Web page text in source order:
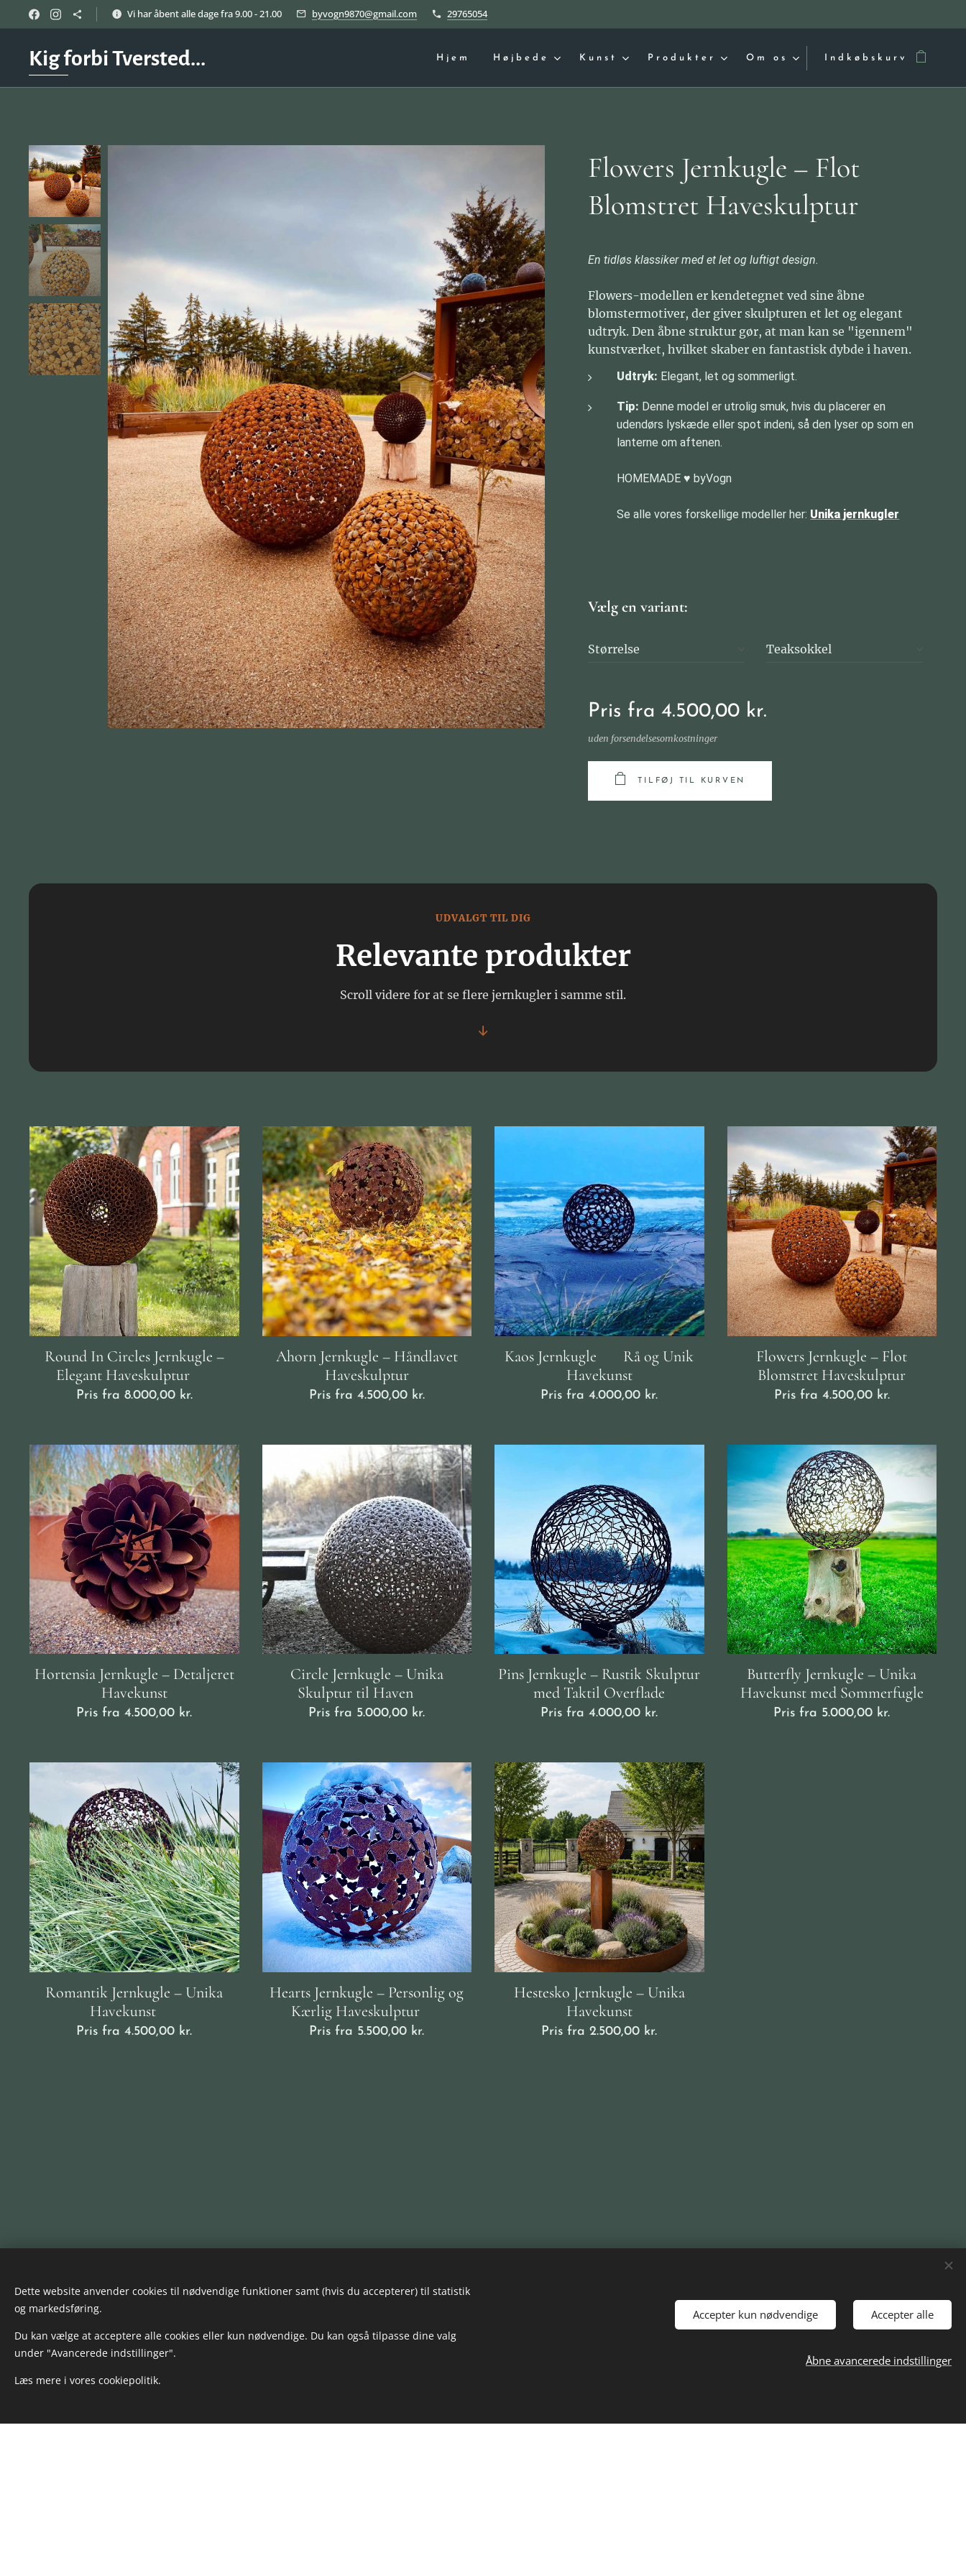
Vi har åbent alle dage fra 9.00 - 21.00 byvogn9870@gmail.com 29765054
Kig forbi Tversted... Hjem Højbede Kunst Produkter Om os Indkøbskurv
Flowers Jernkugle – Flot
Blomstret Haveskulptur
En tidløs klassiker med et let og luftigt design.
Flowers-modellen er kendetegnet ved sine åbne
blomstermotiver, der giver skulpturen et let og elegant
udtryk. Den åbne struktur gør, at man kan se "igennem"
kunstværket, hvilket skaber en fantastisk dybde i haven.
Udtryk: Elegant, let og sommerligt.
Tip: Denne model er utrolig smuk, hvis du placerer en
udendørs lyskæde eller spot indeni, så den lyser op som en
lanterne om aftenen.
HOMEMADE ♥️ byVogn
Se alle vores forskellige modeller her: Unika jernkugler
Vælg en variant:
Størrelse Teaksokkel
Pris fra4.500,00 kr.
uden forsendelsesomkostninger
TILFØJ TIL KURVEN
UDVALGT TIL DIG
Relevante produkter
Scroll videre for at se flere jernkugler i samme stil.
↓
Round In Circles Jernkugle –
Elegant Haveskulptur ⚪
Pris fra 8.000,00kr.
Ahorn Jernkugle – Håndlavet
Haveskulptur
Pris fra 4.500,00kr.
Kaos Jernkugle ♥️ Rå og Unik
Havekunst
Pris fra4.000,00 kr.
Flowers Jernkugle – Flot
Blomstret Haveskulptur
Pris fra 4.500,00kr.
Hortensia Jernkugle – Detaljeret
Havekunst
Pris fra4.500,00 kr.
Circle Jernkugle – Unika
Skulptur til Haven ⭕
Pris fra 5.000,00 kr.
Pins Jernkugle – Rustik Skulptur
med Taktil Overflade
Pris fra4.000,00 kr.
Butterfly Jernkugle – Unika
Havekunst med Sommerfugle
Pris fra 5.000,00 kr.
Romantik Jernkugle – Unika
Havekunst ❤️
Pris fra4.500,00 kr.
Hearts Jernkugle – Personlig og
Kærlig Haveskulptur ❤️
Pris fra 5.500,00 kr.
Hestesko Jernkugle – Unika
Havekunst
Pris fra2.500,00 kr.
Dette website anvender cookies til nødvendige funktioner samt (hvis du accepterer) til statistik
og markedsføring.
Du kan vælge at acceptere alle cookies eller kun nødvendige. Du kan også tilpasse dine valg
under "Avancerede indstillinger".
Læs mere i vores cookiepolitik.
Accepter kun nødvendige Accepter alle
Åbne avancerede indstillinger